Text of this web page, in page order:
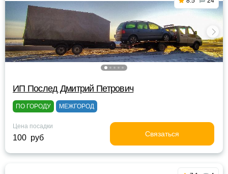
ИП Послед Дмитрий Петрович
ПО ГОРОДУ МЕЖГОРОД
Цена посадки
100 руб Связаться